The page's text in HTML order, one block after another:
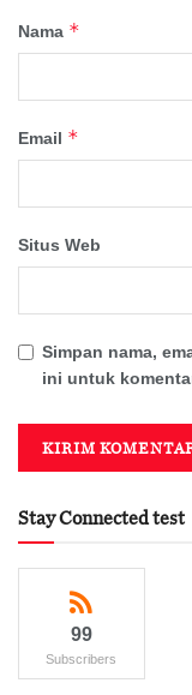
Nama *
Email *
Situs Web
Simpan nama,
ini untuk
Stay Connected test
99
Subscribers